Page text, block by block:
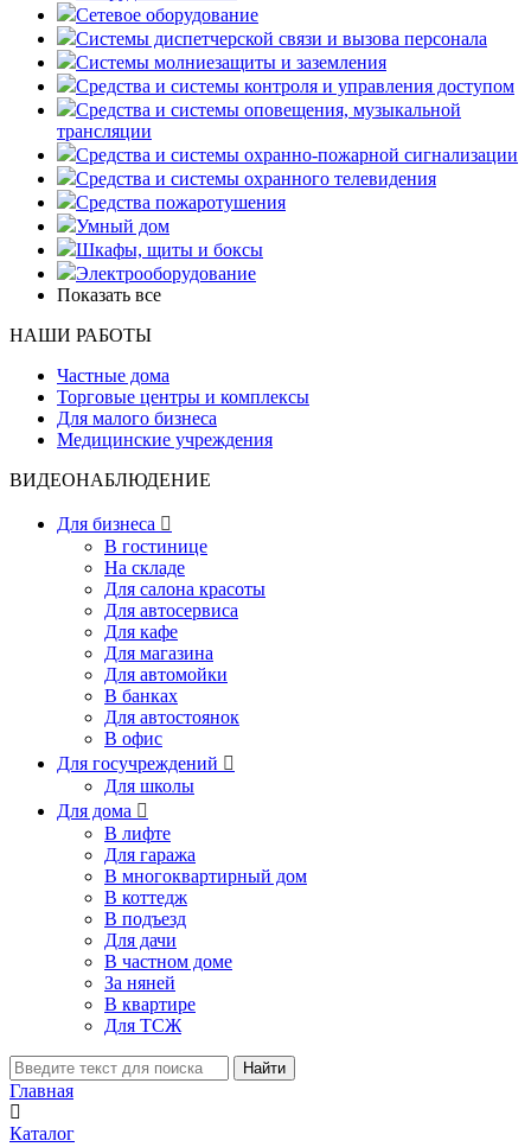
Сетевое оборудование
Системы диспетчерской связи и вызова персонала
Системы молниезащиты и заземления
Средства и системы контроля и управления доступом
Средства и системы оповещения, музыкальной
трансляции
Средства и системы охранно-пожарной сигнализации
Средства и системы охранного телевидения
Средства пожаротушения
Умный дом
Шкафы, щиты и боксы
Электрооборудование
Показать все
НАШИ РАБОТЫ
Частные дома
Торговые центры и комплексы
Для малого бизнеса
Медицинские учреждения
ВИДЕОНАБЛЮДЕНИЕ
Для бизнеса 
В гостинице
На складе
Для салона красоты
Для автосервиса
Для кафе
Для магазина
Для автомойки
В банках
Для автостоянок
В офис
Для госучреждений 
Для школы
Для дома 
В лифте
Для гаража
В многоквартирный дом
В коттедж
В подъезд
Для дачи
В частном доме
За няней
В квартире
Для ТСЖ
Найти
Главная
Каталог